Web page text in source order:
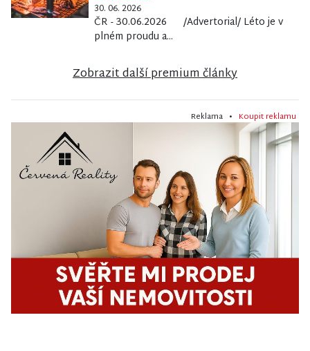
30. 06. 2026
ČR - 30.06.2026 /Advertorial/ Léto je v
plném proudu a...
Zobrazit další premium články
Reklama • Koupit reklamu